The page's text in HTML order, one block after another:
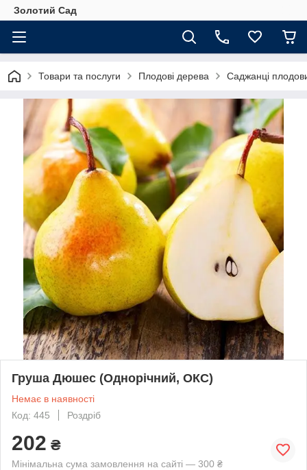
Золотий Сад
Товари та послуги Плодові дерева Саджанці
Груша Дюшес (Однорічний, ОКС)
Немає в наявності
Код: 445
Роздріб
202 ₴
Мінімальна сума замовлення на сайті — 300 ₴